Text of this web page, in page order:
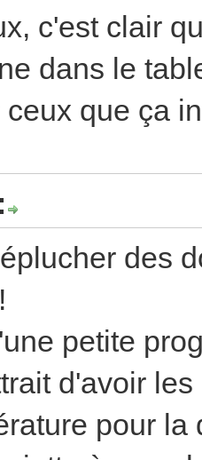
c'est clair
dans le
que ça
des
petite
d'avoir
pour